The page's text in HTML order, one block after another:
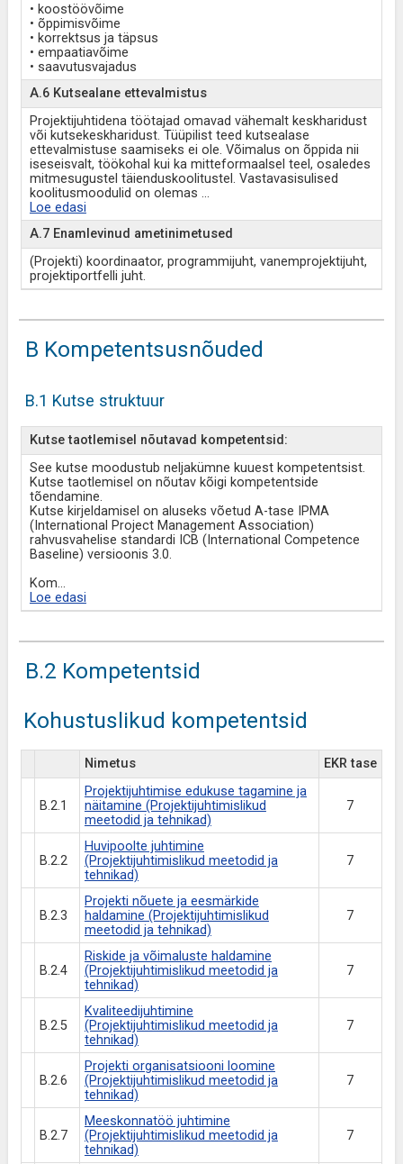
• koostöövõime
• õppimisvõime
• korrektsus ja täpsus
• empaatiavõime
• saavutusvajadus
A.6 Kutsealane ettevalmistus
Projektijuhtidena töötajad omavad vähemalt keskharidust
või kutsekeskharidust. Tüüpilist teed kutsealase
ettevalmistuse saamiseks ei ole. Võimalus on õppida nii
iseseisvalt, töökohal kui ka mitteformaalsel teel, osaledes
mitmesugustel täienduskoolitustel. Vastavasisulised
koolitusmoodulid on olemas ...
Loe edasi
A.7 Enamlevinud ametinimetused
(Projekti) koordinaator, programmijuht, vanemprojektijuht,
projektiportfelli juht.
B Kompetentsusnõuded
B.1 Kutse struktuur
Kutse taotlemisel nõutavad kompetentsid:
See kutse moodustub neljakümne kuuest kompetentsist.
Kutse taotlemisel on nõutav kõigi kompetentside
tõendamine.
Kutse kirjeldamisel on aluseks võetud A-tase IPMA
(International Project Management Association)
rahvusvahelise standardi ICB (International Competence
Baseline) versioonis 3.0.
Kom...
Loe edasi
B.2 Kompetentsid
Kohustuslikud kompetentsid
Nimetus EKR tase
B.2.1
Projektijuhtimise edukuse tagamine ja
näitamine (Projektijuhtimislikud
meetodid ja tehnikad)
7
B.2.2
Huvipoolte juhtimine
(Projektijuhtimislikud meetodid ja
tehnikad)
7
B.2.3
Projekti nõuete ja eesmärkide
haldamine (Projektijuhtimislikud
meetodid ja tehnikad)
7
B.2.4
Riskide ja võimaluste haldamine
(Projektijuhtimislikud meetodid ja
tehnikad)
7
B.2.5
Kvaliteedijuhtimine
(Projektijuhtimislikud meetodid ja
tehnikad)
7
B.2.6
Projekti organisatsiooni loomine
(Projektijuhtimislikud meetodid ja
tehnikad)
7
B.2.7
Meeskonnatöö juhtimine
(Projektijuhtimislikud meetodid ja
tehnikad)
7